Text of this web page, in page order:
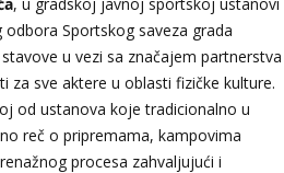
Sportskog saveza grada
u vezi sa značajem partnerstva
za sve aktere u oblasti fizičke kulture.
od ustanova koje tradicionalno u
reč o pripremama, kampovima
procesa zahvaljujući i